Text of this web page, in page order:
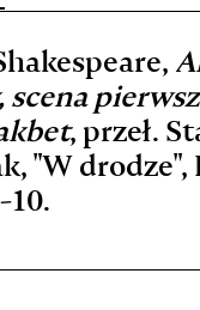
scena
, przeł.
"W drodze",
10.